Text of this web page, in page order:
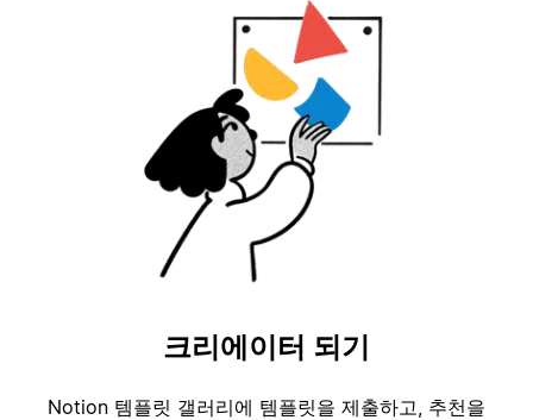
크리에이터 되기
Notion 템플릿 갤러리에 템플릿을 제출하고, 추천을